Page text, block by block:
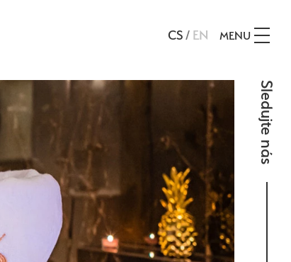
CS/ EN MENU
Sledujte nás